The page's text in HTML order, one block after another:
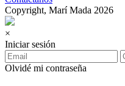
Copyright, Marí Mada 2026
×
Iniciar sesión
Olvidé mi contraseña